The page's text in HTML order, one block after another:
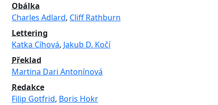
Obálka
Charles Adlard, Cliff Rathburn
Lettering
Katka Cíhová, Jakub D. Kočí
Překlad
Martina Dari Antonínová
Redakce
Filip Gotfrid, Boris Hokr